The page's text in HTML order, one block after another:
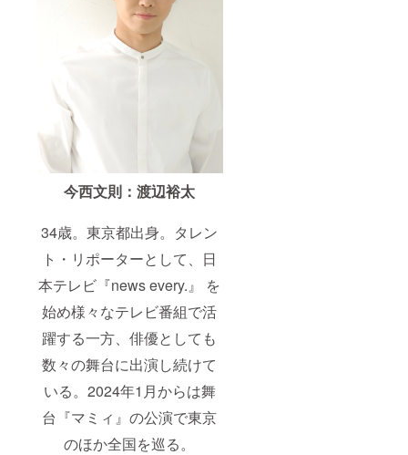
今西文則：渡辺裕太
34歳。東京都出身。タレン
ト・リポーターとして、日
本テレビ『news every.』 を
始め様々なテレビ番組で活
躍する一方、俳優としても
数々の舞台に出演し続けて
いる。2024年1月からは舞
台『マミィ』の公演で東京
のほか全国を巡る。